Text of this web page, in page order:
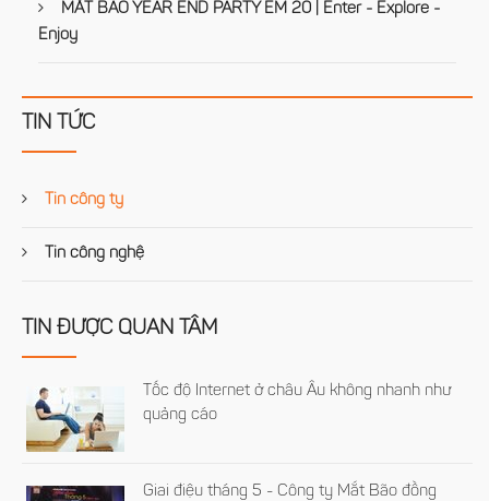
MẮT BÃO YEAR END PARTY EM 20 | Enter - Explore -
Enjoy
TIN TỨC
Tin công ty
Tin công nghệ
TIN ĐƯỢC QUAN TÂM
Tốc độ Internet ở châu Âu không nhanh như
quảng cáo
Giai điệu tháng 5 - Công ty Mắt Bão đồng